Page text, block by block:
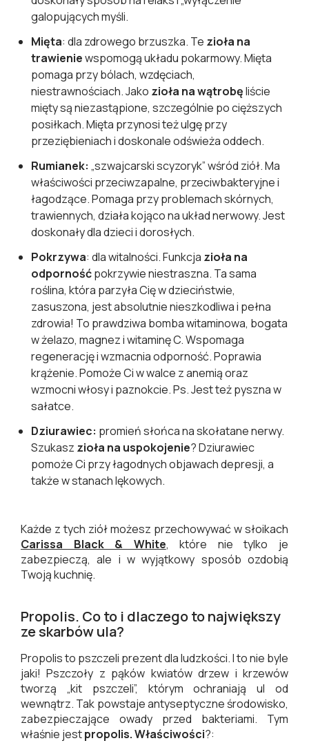
galopujących myśli.
Mięta: dla zdrowego brzuszka. Te zioła na
trawieniewspomogą układu pokarmowy. Mięta
pomaga przy bólach, wzdęciach,
niestrawnościach. Jako zioła na wątrobęliście
mięty są niezastąpione, szczególnie po cięższych
posiłkach. Mięta przynosi też ulgę przy
przeziębieniach i doskonale odświeża oddech.
Rumianek: „szwajcarski scyzoryk” wśród ziół. Ma
właściwości przeciwzapalne, przeciwbakteryjne i
łagodzące. Pomaga przy problemach skórnych,
trawiennych, działa kojąco na układ nerwowy. Jest
doskonały dla dzieci i dorosłych.
Pokrzywa: dla witalności. Funkcja zioła na
odpornośćpokrzywie niestraszna. Ta sama
roślina, która parzyła Cię w dzieciństwie,
zasuszona, jest absolutnie nieszkodliwa i pełna
zdrowia! To prawdziwa bomba witaminowa, bogata
w żelazo, magnez i witaminę C. Wspomaga
regenerację i wzmacnia odporność. Poprawia
krążenie. Pomoże Ci w walce z anemią oraz
wzmocni włosy i paznokcie. Ps. Jest też pyszna w
sałatce.
Dziurawiec: promień słońca na skołatane nerwy.
Szukasz zioła na uspokojenie? Dziurawiec
pomoże Ci przy łagodnych objawach depresji, a
także w stanach lękowych.
Każde z tych ziół możesz przechowywać w słoikach
Carissa Black & White, które nie tylko je
zabezpieczą, ale i w wyjątkowy sposób ozdobią
Twoją kuchnię.
Propolis. Co to i dlaczego to największy
ze skarbów ula?
Propolis to pszczeli prezent dla ludzkości. I to nie byle
jaki! Pszczoły z pąków kwiatów drzew i krzewów
tworzą „kit pszczeli”, którym ochraniają ul od
wewnątrz. Tak powstaje antyseptyczne środowisko,
zabezpieczające owady przed bakteriami. Tym
właśnie jestpropolis. Właściwości?: